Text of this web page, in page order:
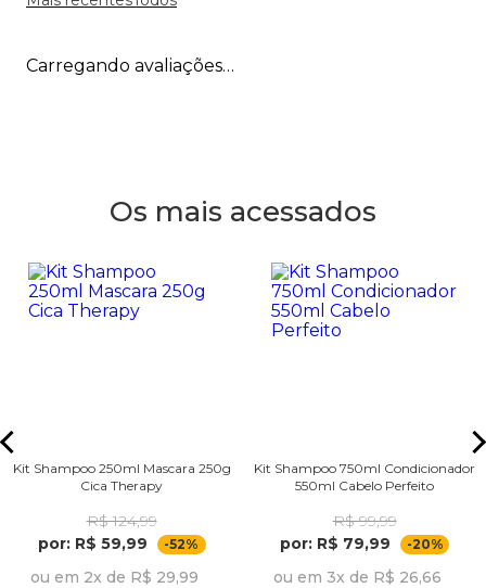
Carregando avaliações…
Os mais acessados
Kit Shampoo 250ml Mascara 250g
Cica Therapy
R$ 124,99
por: R$ 59,99
-52%
ou em 2x de R$ 29,99
Kit Shampoo 750ml Condicionador
550ml Cabelo Perfeito
R$ 99,99
por: R$ 79,99
-20%
ou em 3x de R$ 26,66